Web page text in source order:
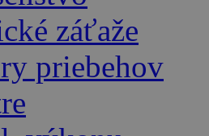
záťaže
priebehov